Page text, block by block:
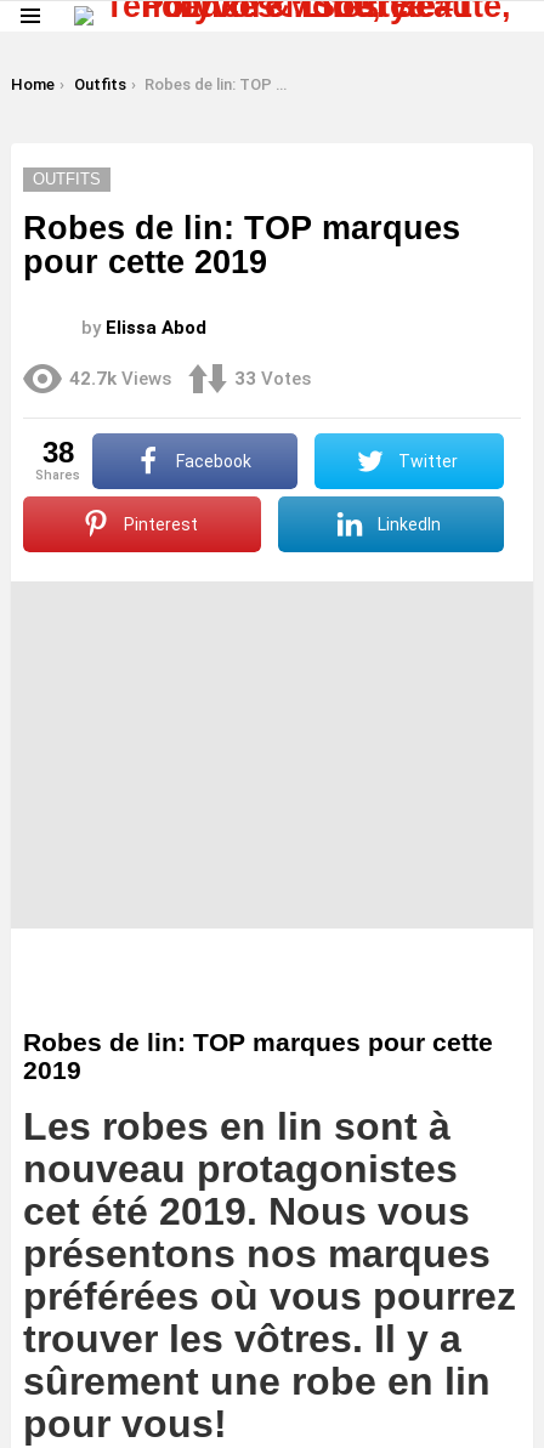
You are here:
Home Outfits Robes de lin: TOP marques pour cette 2019
OUTFITS
Robes de lin: TOP marques
pour cette 2019
by Elissa Abod
42.7k Views 33 Votes
38
shares
Facebook Twitter
Pinterest LinkedIn
Robes de lin: TOP marques pour cette
2019
Les robes en lin sont à
nouveau protagonistes
cet été 2019. Nous vous
présentons nos marques
préférées où vous pourrez
trouver les vôtres. Il y a
sûrement une robe en lin
pour vous!